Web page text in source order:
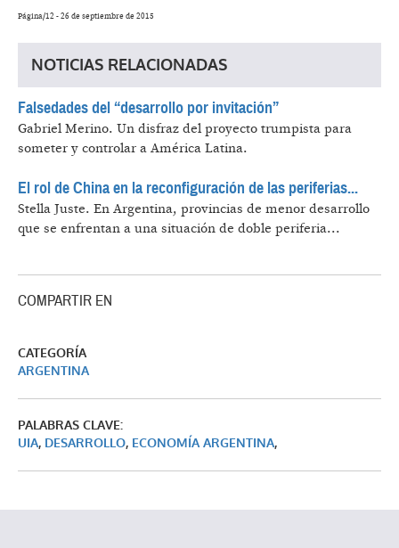
Página/12 - 26 de septiembre de 2015
NOTICIAS RELACIONADAS
Falsedades del “desarrollo por invitación”
Gabriel Merino. Un disfraz del proyecto trumpista para
someter y controlar a América Latina.
El rol de China en la reconfiguración de las periferias...
Stella Juste. En Argentina, provincias de menor desarrollo
que se enfrentan a una situación de doble periferia...
COMPARTIR EN
CATEGORÍA
ARGENTINA
PALABRAS CLAVE:
UIA, DESARROLLO, ECONOMÍA ARGENTINA,